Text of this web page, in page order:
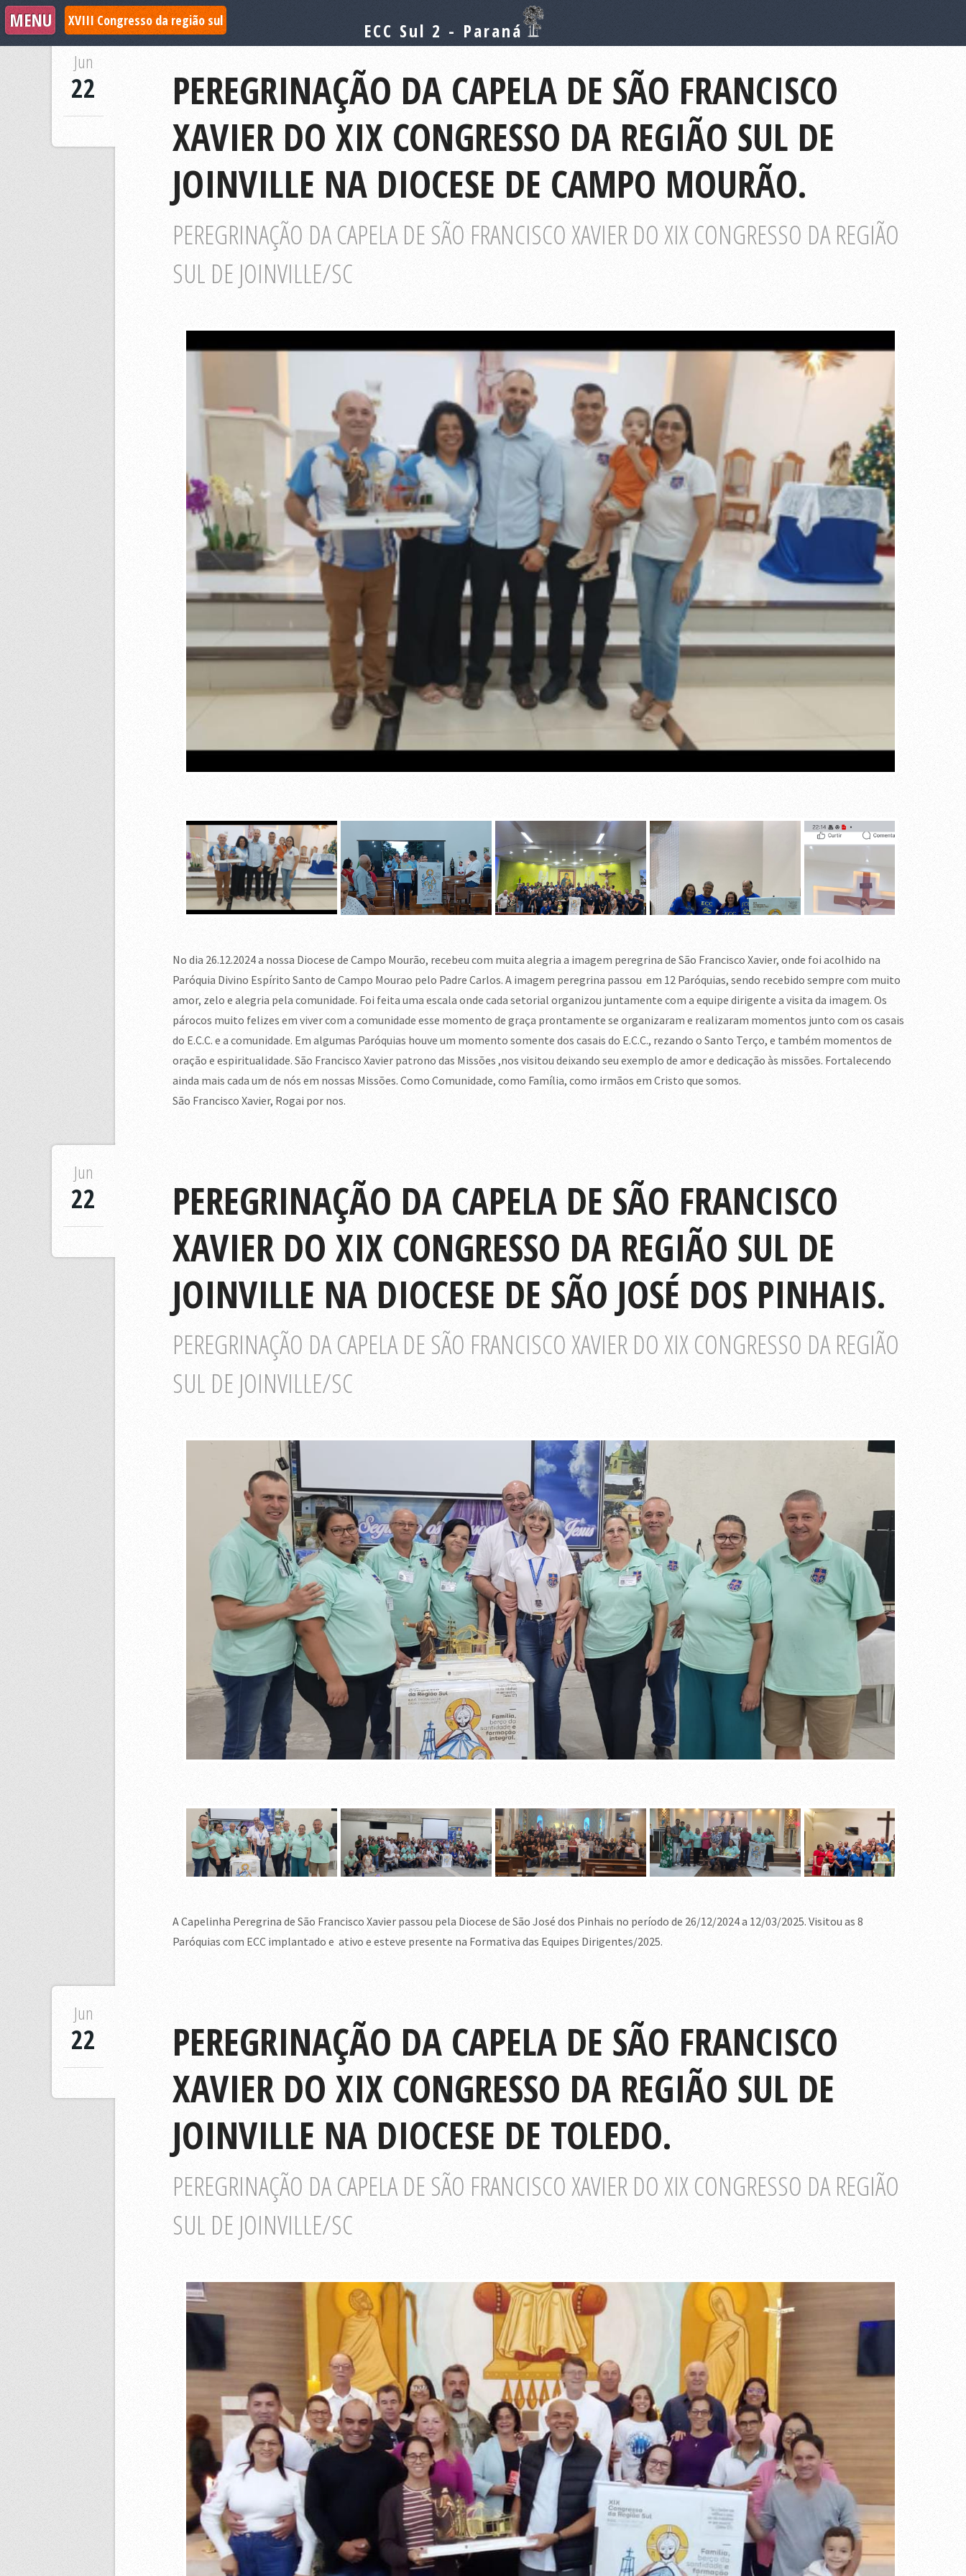
PEREGRINAÇÃO DA CAPELA DE SÃO FRANCISCO
XAVIER DO XIX CONGRESSO DA REGIÃO SUL DE
JOINVILLE NA DIOCESE DE CAMPO MOURÃO.
PEREGRINAÇÃO DA CAPELA DE SÃO FRANCISCO XAVIER DO XIX CONGRESSO DA REGIÃO
SUL DE JOINVILLE/SC
Jun
22
No dia 26.12.2024 a nossa Diocese de Campo Mourão, recebeu com muita alegria a imagem peregrina de São Francisco Xavier, onde foi acolhido na
Paróquia Divino Espírito Santo de Campo Mourao pelo Padre Carlos. A imagem peregrina passou em 12 Paróquias, sendo recebido sempre com muito
amor, zelo e alegria pela comunidade. Foi feita uma escala onde cada setorial organizou juntamente com a equipe dirigente a visita da imagem. Os
párocos muito felizes em viver com a comunidade esse momento de graça prontamente se organizaram e realizaram momentos junto com os casais
do E.C.C. e a comunidade. Em algumas Paróquias houve um momento somente dos casais do E.C.C., rezando o Santo Terço, e também momentos de
oração e espiritualidade. São Francisco Xavier patrono das Missões ,nos visitou deixando seu exemplo de amor e dedicação às missões. Fortalecendo
ainda mais cada um de nós em nossas Missões. Como Comunidade, como Família, como irmãos em Cristo que somos.
São Francisco Xavier, Rogai por nos.
PEREGRINAÇÃO DA CAPELA DE SÃO FRANCISCO
XAVIER DO XIX CONGRESSO DA REGIÃO SUL DE
JOINVILLE NA DIOCESE DE SÃO JOSÉ DOS PINHAIS.
PEREGRINAÇÃO DA CAPELA DE SÃO FRANCISCO XAVIER DO XIX CONGRESSO DA REGIÃO
SUL DE JOINVILLE/SC
Jun
22
A Capelinha Peregrina de São Francisco Xavier passou pela Diocese de São José dos Pinhais no período de 26/12/2024 a 12/03/2025. Visitou as 8
Paróquias com ECC implantado e ativo e esteve presente na Formativa das Equipes Dirigentes/2025.
PEREGRINAÇÃO DA CAPELA DE SÃO FRANCISCO
XAVIER DO XIX CONGRESSO DA REGIÃO SUL DE
JOINVILLE NA DIOCESE DE TOLEDO.
PEREGRINAÇÃO DA CAPELA DE SÃO FRANCISCO XAVIER DO XIX CONGRESSO DA REGIÃO
SUL DE JOINVILLE/SC
Jun
22
XVIII Congresso da região sul ECC Sul 2 - Paraná